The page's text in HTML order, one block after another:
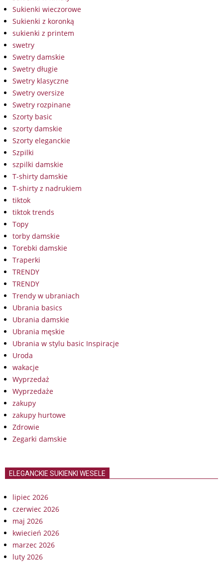
Sukienki wieczorowe
Sukienki z koronką
sukienki z printem
swetry
Swetry damskie
Swetry długie
Swetry klasyczne
Swetry oversize
Swetry rozpinane
Szorty basic
szorty damskie
Szorty eleganckie
Szpilki
szpilki damskie
T-shirty damskie
T-shirty z nadrukiem
tiktok
tiktok trends
Topy
torby damskie
Torebki damskie
Traperki
TRENDY
TRENDY
Trendy w ubraniach
Ubrania basics
Ubrania damskie
Ubrania męskie
Ubrania w stylu basic Inspiracje
Uroda
wakacje
Wyprzedaż
Wyprzedaże
zakupy
zakupy hurtowe
Zdrowie
Zegarki damskie
ELEGANCKIE SUKIENKI WESELE
lipiec 2026
czerwiec 2026
maj 2026
kwiecień 2026
marzec 2026
luty 2026